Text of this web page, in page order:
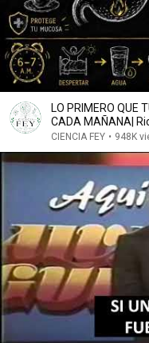
LO PRIMERO QUE
CADA MAÑANA|
CIENCIA FEY • 948K